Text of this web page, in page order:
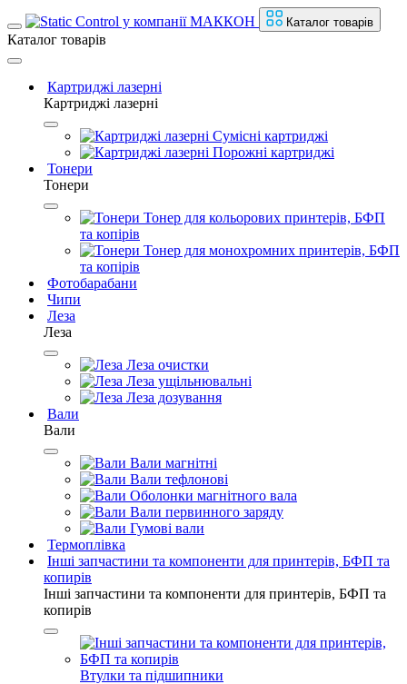
Каталог товарів
Каталог товарів
Картриджі лазерні
Картриджі лазерні
Сумісні картриджі
Порожні картриджі
Тонери
Тонери
Тонер для кольорових принтерів, БФП
та копірів
Тонер для монохромних принтерів, БФП
та копірів
Фотобарабани
Чипи
Леза
Леза
Леза очистки
Леза ущільнювальні
Леза дозування
Вали
Вали
Вали магнітні
Вали тефлонові
Оболонки магнітного вала
Вали первинного заряду
Гумові вали
Термоплівка
Інші запчастини та компоненти для принтерів, БФП та
копирів
Інші запчастини та компоненти для принтерів, БФП та
копирів
Втулки та підшипники